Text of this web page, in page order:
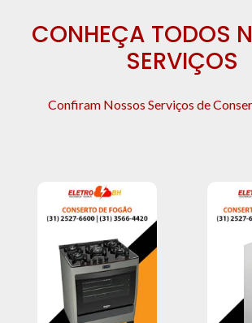
CONHEÇA TODOS
SERVIÇOS
Confiram Nossos Serviços de